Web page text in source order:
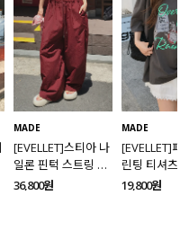
MADE
[EVELLET]스티아 나
일론 핀턱 스트링 커
브드 밴딩팬츠
36,800원
MADE
[EVELLET]페
린팅 티셔츠
19,800원